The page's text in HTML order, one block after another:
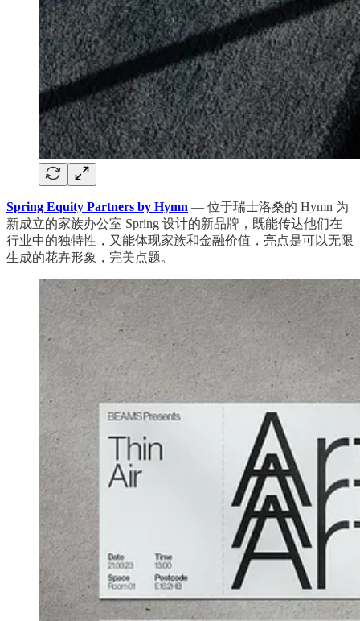
Spring Equity Partners by Hymn — 位于瑞士洛桑的 Hymn 为
新成立的家族办公室 Spring 设计的新品牌，既能传达他们在
行业中的独特性，又能体现家族和金融价值，亮点是可以无限
生成的花卉形象，完美点题。